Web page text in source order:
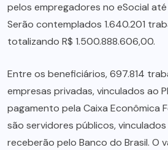
pelos empregadores no eSocial
Serão contemplados 1.640.201
totalizando R$ 1.500.888.606,00.
Entre os beneficiários, 697.814
empresas privadas, vinculados ao
pagamento pela Caixa Econômica
são servidores públicos, vinculados
receberão pelo Banco do Brasil. O